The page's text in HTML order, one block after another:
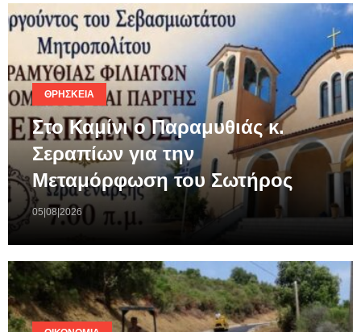
ΘΡΗΣΚΕΊΑ
Στο Καμίνι ο Παραμυθιάς κ.
Σεραπίων για την
Μεταμόρφωση του Σωτήρος
05|08|2026